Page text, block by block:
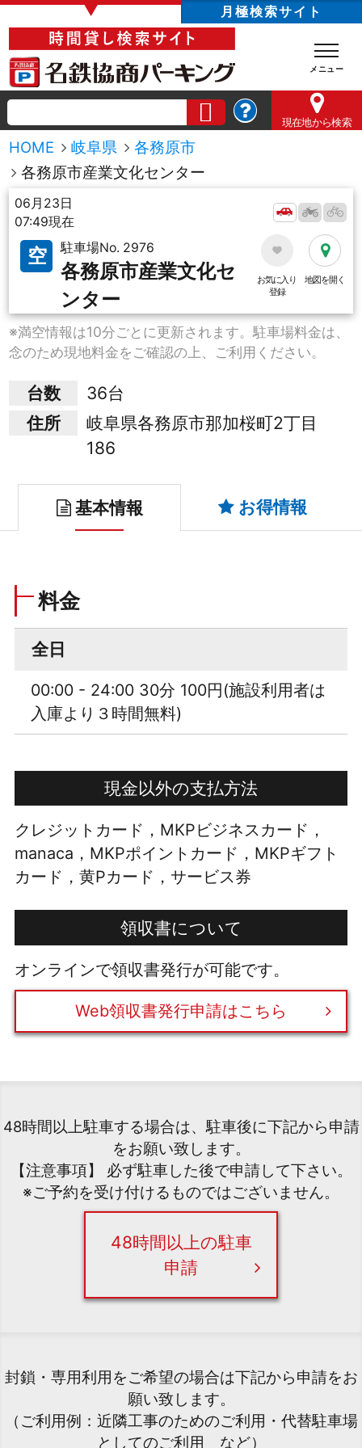
▼ 月極検索サイト
現在地から検索
HOME 岐阜県
各務原市
各務原市産業文化センター
06月23日
07:49現在
空 駐車場No. 2976
各務原市産業文化セ
ンター
お気に入り
登録
地図を開く
※満空情報は10分ごとに更新されます。駐車場料金は、
念のため現地料金をご確認の上、ご利用ください。
台数
36台
住所
岐阜県各務原市那加桜町2丁目
186
基本情報 お得情報
料金
全日
00:00 - 24:00 30分 100円(施設利用者は
入庫より３時間無料)
現金以外の支払方法
クレジットカード，MKPビジネスカード，
manaca，MKPポイントカード，MKPギフト
カード，黄Pカード，サービス券
領収書について
オンラインで領収書発行が可能です。
Web領収書発行申請はこちら
48時間以上駐車する場合は、駐車後に下記から申請
をお願い致します。
【注意事項】 必ず駐車した後で申請して下さい。
※ご予約を受け付けるものではございません。
48時間以上の駐車
申請
封鎖・専用利用をご希望の場合は下記から申請をお
願い致します。
（ご利用例：近隣工事のためのご利用・代替駐車場
としてのご利用 など）